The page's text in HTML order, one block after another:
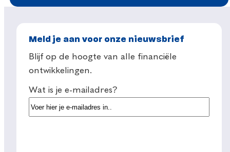
Meld je aan voor onze nieuwsbrief
Blijf op de hoogte van alle financiële
ontwikkelingen.
Wat is je e-mailadres?